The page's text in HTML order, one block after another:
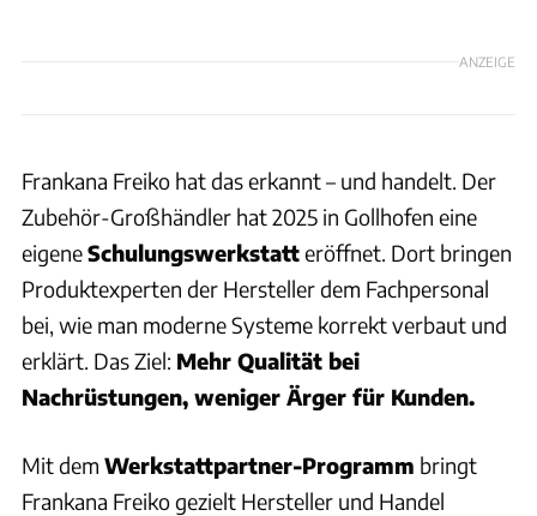
ANZEIGE
Frankana Freiko hat das erkannt – und handelt. Der
Zubehör-Großhändler hat 2025 in Gollhofen eine
eigeneSchulungswerkstatteröffnet. Dort bringen
Produktexperten der Hersteller dem Fachpersonal
bei, wie man moderne Systeme korrekt verbaut und
erklärt. Das Ziel: Mehr Qualität bei
Nachrüstungen, weniger Ärger für Kunden.
Mit dem Werkstattpartner-Programm bringt
Frankana Freiko gezielt Hersteller und Handel